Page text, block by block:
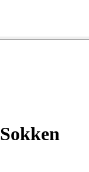
Sokken